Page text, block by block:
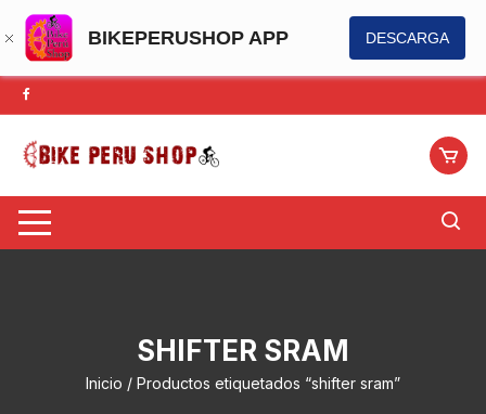
BIKEPERUSHOP APP DESCARGA
Saltar
al
contenido
SHIFTER SRAM
Inicio / Productos etiquetados “shifter sram”